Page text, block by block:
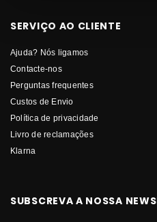
SERVIÇO AO CLIENTE
Ajuda? Nós ligamos
Contacte-nos
Perguntas frequentes
Custos de Envio
Política de privacidade
Livro de reclamações
Klarna
SUBSCREVA A NOSSA